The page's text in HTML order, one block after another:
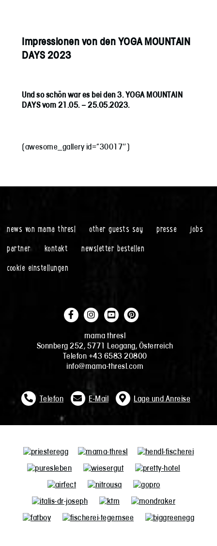
Impressionen von den YOGA MOUNTAIN
DAYS 2023
Und so schön war es bei den 3. YOGA MOUNTAIN
DAYS vom 21.05. – 25.05.2023.
[awesome_gallery id=“30017″]
news von mama thresl other guests say presse
jobs
partner
kontakt
newsletter bestellen
cookie einstellungen
mama thresl
Sonnberg 252, 5771 Leogang, Österreich
Telefon +43 6583 20800
info@mama-thresl.com
Telefon E-Mail Lage und Anreise